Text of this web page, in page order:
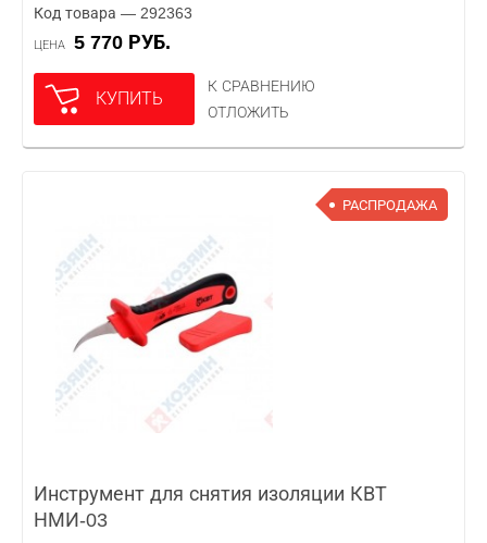
Код товара — 292363
ЦЕНА 5 770 РУБ.
КУПИТЬ
К СРАВНЕНИЮ
ОТЛОЖИТЬ
РАСПРОДАЖА
Инструмент для снятия изоляции КВТ
НМИ-03